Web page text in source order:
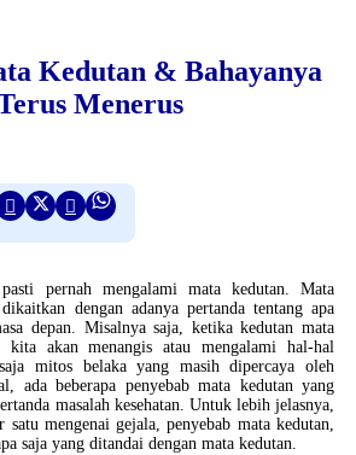
Kedutan & Bahayanya
Menerus
pernah mengalami mata kedutan. Mata
dengan adanya pertanda tentang apa
depan. Misalnya saja, ketika kedutan mata
kita akan menangis atau mengalami hal-hal
mitos belaka yang masih dipercaya oleh
ada beberapa penyebab mata kedutan yang
masalah kesehatan. Untuk lebih jelasnya,
satu mengenai gejala, penyebab mata kedutan,
saja yang ditandai dengan mata kedutan.